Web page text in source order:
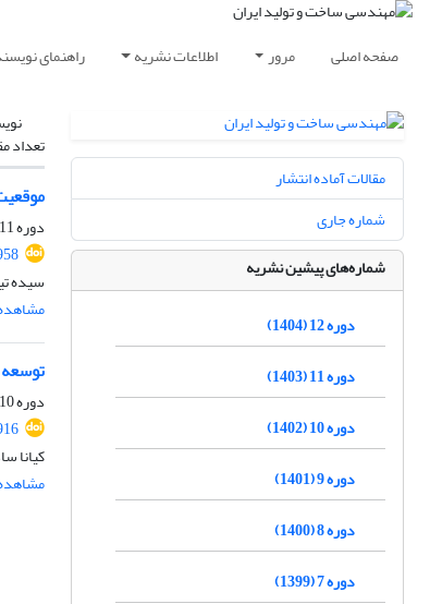
صفحه اصلی مرور اطلاعات نشریه راهنمای
تعداد
دوره 11، شماره 7، مهر 1403، صفحه
سیده
دوره 10، شماره 7، مهر 1402، صفحه
کیانا
مقالات آماده انتشار
شماره جاری
شماره‌های پیشین نشریه
دوره 12 (1404)
دوره 11 (1403)
دوره 10 (1402)
دوره 9 (1401)
دوره 8 (1400)
دوره 7 (1399)